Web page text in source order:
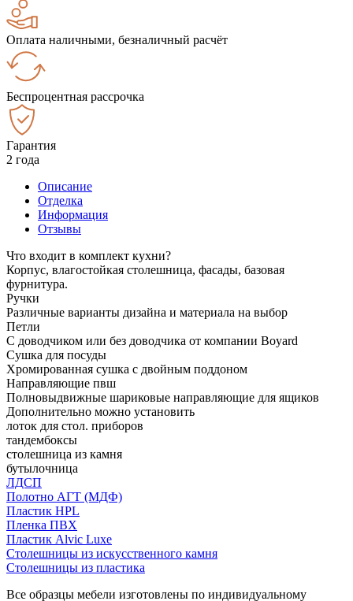
Оплата наличными, безналичный расчёт
Беспроцентная рассрочка
Гарантия
2 года
Описание
Отделка
Информация
Отзывы
Что входит в комплект кухни?
Корпус, влагостойкая столешница, фасады, базовая
фурнитура.
Ручки
Различные варианты дизайна и материала на выбор
Петли
С доводчиком или без доводчика от компании Boyard
Сушка для посуды
Хромированная сушка с двойным поддоном
Направляющие пвш
Полновыдвижные шариковые направляющие для ящиков
Дополнительно можно установить
лоток для стол. приборов
тандембоксы
столешница из камня
бутылочница
ЛДСП
Полотно АГТ (МДФ)
Пластик HPL
Пленка ПВХ
Пластик Alvic Luxe
Столешницы из искусственного камня
Столешницы из пластика
Все образцы мебели изготовлены по индивидуальному